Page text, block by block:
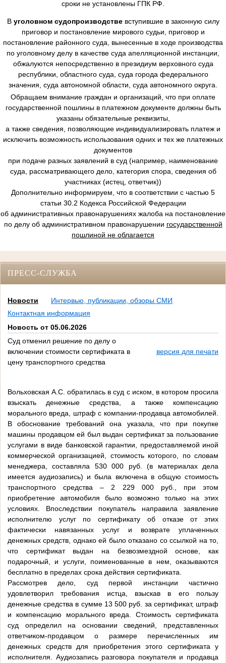
сроки не установлены ГПК РФ.
В уголовном судопроизводствевступившие в законную силу
приговор и постановление мирового судьи, приговор и
постановление районного суда, вынесенные в ходе производства
по уголовному делу в качестве суда апелляционной инстанции,
обжалуются непосредственно в президиум верховного суда
республики, областного суда, суда города федерального
значения, суда автономной области, суда автономного округа.
Обращаем внимание граждан и организаций, что при оплате
государственной пошлины в платежном документе должны быть
указаны обязательные реквизиты,
а также сведения, позволяющие индивидуализировать платеж и
исключить возможность использования одних и тех же платежных
документов
при подаче разных заявлений в суд (например, наименование
суда, рассматривающего дело, категория спора, сведения об
участниках (истец, ответчик))
Дополнительно информируем, что в соответствии с частью 5
статьи 30.2 Кодекса Российской Федерации
об административных правонарушениях жалоба на постановление
по делу об административном правонарушении государственной
пошлиной не облагается
ПРЕСС-СЛУЖБА
Новости
Интервью, публикации, обзоры СМИ
Контактная информация
Новость от 05.06.2026
Суд отменил решение по делу о
включении стоимости сертификата в
цену транспортного средства
версия для печати
Вольховская А.С. обратилась в суд с иском, в котором просила
взыскать денежные средства, а также компенсацию
морального вреда, штраф с компании-продавца автомобилей.
В обоснование требований она указала, что при покупке
машины продавцом ей был выдан сертификат за пользование
услугами в виде банковской гарантии, предоставляемой иной
коммерческой организацией, стоимость которого, по словам
менеджера, составляла 530 000 руб. (в материалах дела
имеется аудиозапись) и была включена в общую стоимость
транспортного средства – 2 229 000 руб., при этом
приобретение автомобиля было возможно только на этих
условиях. Впоследствии покупатель направила заявление
исполнителю услуг по сертификату об отказе от этих
фактически навязанных услуг и возврате уплаченных
денежных средств, однако ей было отказано со ссылкой на то,
что сертификат выдан на безвозмездной основе, как
подарочный, и услуги, поименованные в нем, оказываются
бесплатно в пределах срока действия сертификата.
Рассмотрев дело, суд первой инстанции частично
удовлетворил требования истца, взыскав в его пользу
денежные средства в сумме 13 500 руб. за сертификат, штраф
и компенсацию морального вреда. Стоимость сертификата
суд определил на основании сведений, представленных
ответчиком-продавцом о размере перечисленных им
денежных средств для приобретения этого сертификата у
исполнителя. Аудиозапись разговора покупателя и продавца